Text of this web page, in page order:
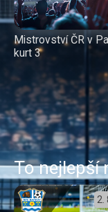
Mistrovství ČR v
kurt 3
To nejlepší
2.